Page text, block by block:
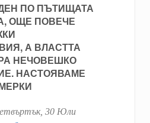
ПО ПЪТИЩАТА
ОЩЕ ПОВЕЧЕ
А ВЛАСТТА
НЕЧОВЕШКО
НАСТОЯВАМЕ
30 Юли